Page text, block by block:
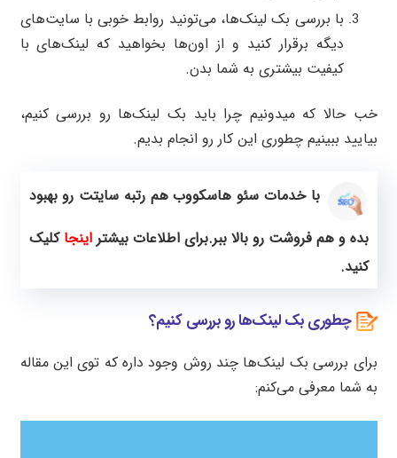
با بررسی بک لینک‌ها، می‌تونید روابط خوبی با سایت‌های
دیگه برقرار کنید و از اون‌ها بخواهید که لینک‌های با
کیفیت بیشتری به شما بدن.
خب حالا که میدونیم چرا باید بک لینک‌ها رو بررسی کنیم،
بیایید ببینیم چطوری این کار رو انجام بدیم.
با خدمات سئو هاسکووب هم رتبه سایتت رو بهبود
بده و هم فروشت رو بالا ببر.برای اطلاعات بیشتراینجاکلیک
کنید.
چطوری بک لینک‌ها رو بررسی کنیم؟
برای بررسی بک لینک‌ها چند روش وجود داره که توی این مقاله
به شما معرفی می‌کنم: